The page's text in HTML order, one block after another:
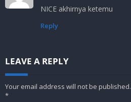
NICE akhirnya ketemu
Reply
LEAVE A REPLY
Your email address will not be published.
*